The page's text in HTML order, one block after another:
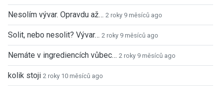
Nesolím vývar. Opravdu až… 2 roky 9 měsíců ago
Solit, nebo nesolit? Vývar… 2 roky 9 měsíců ago
Nemáte v ingrediencích vůbec… 2 roky 9 měsíců ago
kolik stoji 2 roky 10 měsíců ago